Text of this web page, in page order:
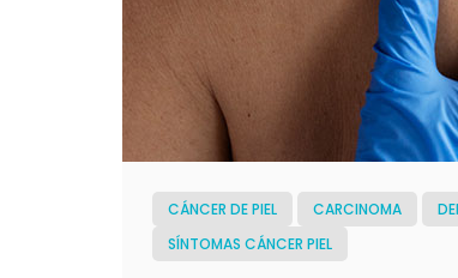
CÁNCER DE PIEL CARCINOMA
SÍNTOMAS CÁNCER PIEL